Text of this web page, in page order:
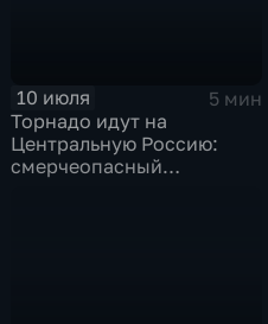
10 июля
5 мин
Торнадо идут на
Центральную Россию:
смерчеопасный